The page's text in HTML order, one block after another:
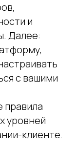
и
Далее:
с вашими
правила
уровней
клиенте.